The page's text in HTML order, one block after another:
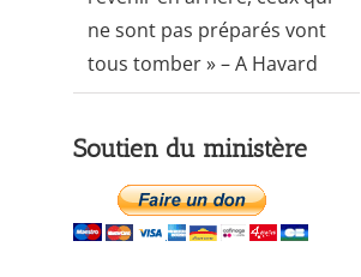
ne sont pas préparés vont
tous tomber » – A Havard
Soutien du ministère